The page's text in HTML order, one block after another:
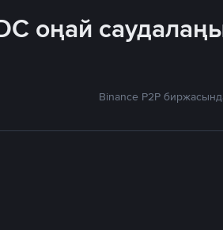
оңай
Binance P2P